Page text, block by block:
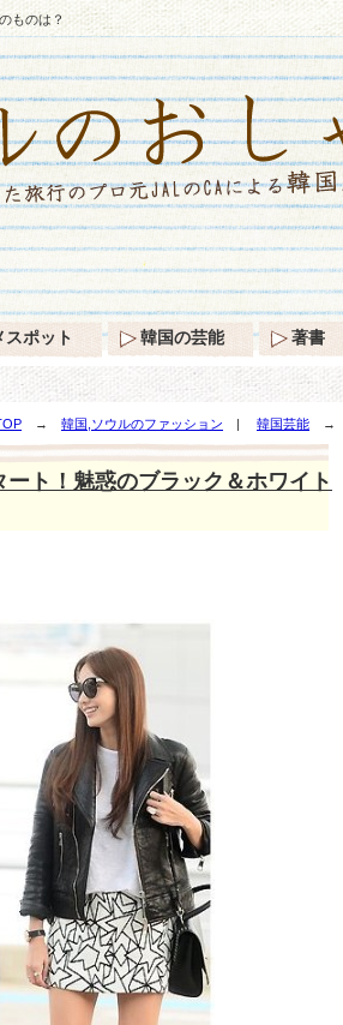
ものは？
→ 韓国,ソウルのファッション | 韓国芸能 →
ト！魅惑のブラック＆ホワイト
スポット 韓国の芸能 著書